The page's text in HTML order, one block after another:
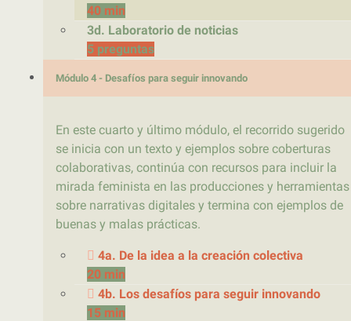
40 min
3d. Laboratorio de noticias
5 preguntas
Módulo 4 - Desafíos para seguir innovando
En este cuarto y último módulo, el recorrido sugerido
se inicia con un texto y ejemplos sobre coberturas
colaborativas, continúa con recursos para incluir la
mirada feminista en las producciones y herramientas
sobre narrativas digitales y termina con ejemplos de
buenas y malas prácticas.
4a. De la idea a la creación colectiva
20 min
4b. Los desafíos para seguir innovando
15 min